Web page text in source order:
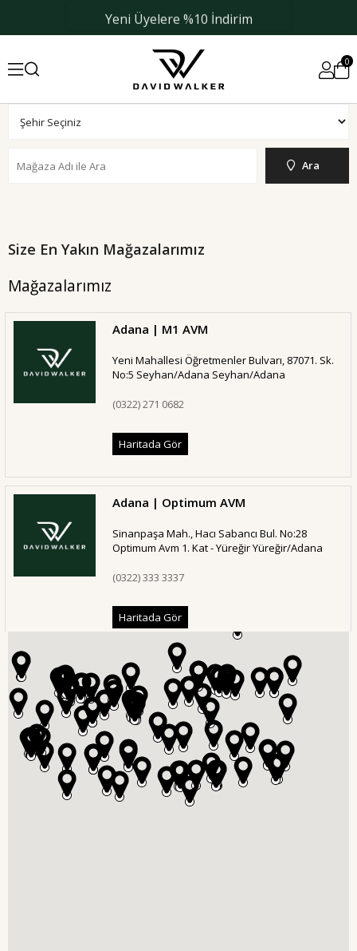
Yeni Üyelere %10 İndirim
0
Ara
Size En Yakın Mağazalarımız
Mağazalarımız
Adana | M1 AVM
Yeni Mahallesi Öğretmenler Bulvarı, 87071. Sk.
No:5 Seyhan/Adana Seyhan/Adana
(0322) 271 0682
Haritada Gör
Adana | Optimum AVM
Sinanpaşa Mah., Hacı Sabancı Bul. No:28
Optimum Avm 1. Kat - Yüreğir Yüreğir/Adana
(0322) 333 3337
Haritada Gör
Adana | Baraj Yolu
Sümer mh. Şehit Yüzbaşı Bülent Angın blv.
muhtarlar sit. pasajı no:127/1g Seyhan/Adana
Seyhan/Adana
+90 543 737 92 86
Haritada Gör